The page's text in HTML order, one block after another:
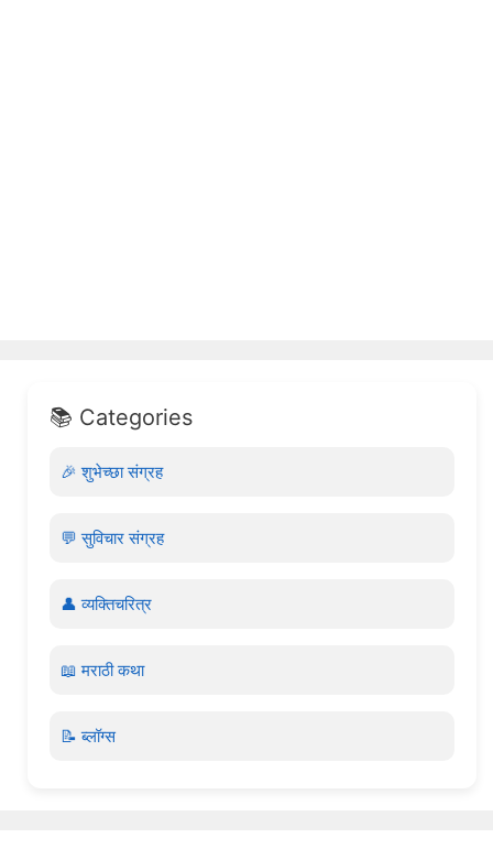
📚 Categories
🎉 शुभेच्छा संग्रह
💬 सुविचार संग्रह
👤 व्यक्तिचरित्र
📖 मराठी कथा
📝 ब्लॉग्स